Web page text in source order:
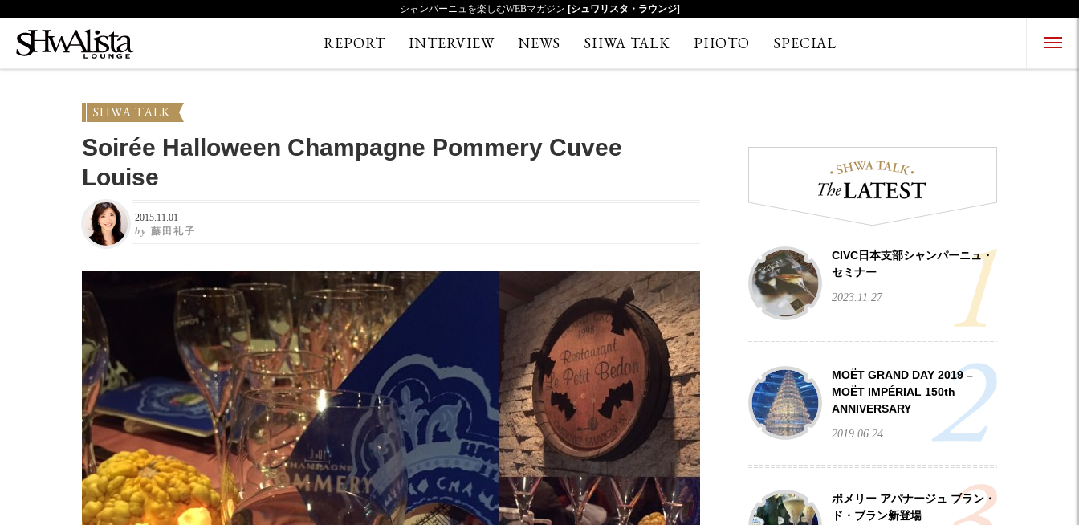
シャンパーニュを楽しむWEBマガジン [シュワリスタ・ラウンジ]
REPORT INTERVIEW NEWS SHWA TALK PHOTO SPECIAL
FacebookTwitterInstagram
SHWA TALK
Soirée Halloween Champagne Pommery Cuvee
Louise
2015.11.01
by 藤田礼子
CIVC日本支部シャンパーニュ・
セミナー
2023.11.27
MOËT GRAND DAY 2019 –
MOËT IMPÉRIAL 150th
ANNIVERSARY
2019.06.24
ポメリー アパナージュ ブラン・
ド・ブラン新登場